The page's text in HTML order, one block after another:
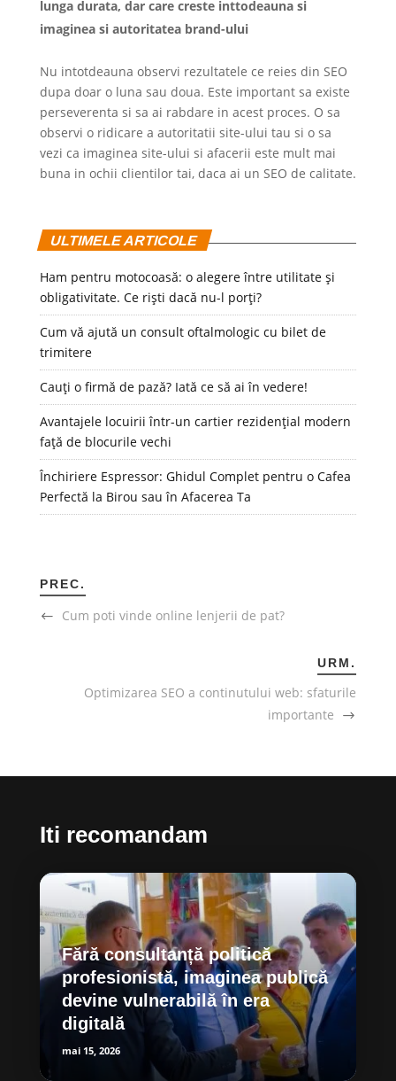
lunga durata, dar care creste inttodeauna si
imaginea si autoritatea brand-ului
Nu intotdeauna observi rezultatele ce reies din SEO
dupa doar o luna sau doua. Este important sa existe
perseverenta si sa ai rabdare in acest proces. O sa
observi o ridicare a autoritatii site-ului tau si o sa
vezi ca imaginea site-ului si afacerii este mult mai
buna in ochii clientilor tai, daca ai un SEO de calitate.
ULTIMELE ARTICOLE
Ham pentru motocoasă: o alegere între utilitate și
obligativitate. Ce riști dacă nu-l porți?
Cum vă ajută un consult oftalmologic cu bilet de
trimitere
Cauți o firmă de pază? Iată ce să ai în vedere!
Avantajele locuirii într-un cartier rezidențial modern
față de blocurile vechi
Închiriere Espressor: Ghidul Complet pentru o Cafea
Perfectă la Birou sau în Afacerea Ta
PREC.
Cum poti vinde online lenjerii de pat?
URM.
Optimizarea SEO a continutului web: sfaturile
importante
Iti recomandam
Fără consultanță politică
profesionistă, imaginea publică
devine vulnerabilă în era
digitală
mai 15, 2026